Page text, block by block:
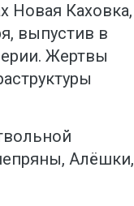
Новая Каховка,
выпустив в
Жертвы
Алёшки,